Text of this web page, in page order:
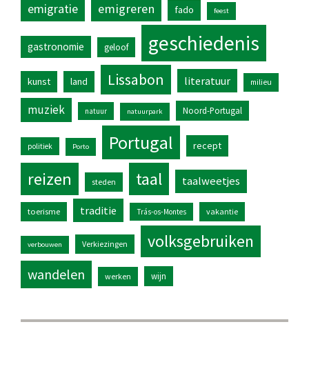
emigratie emigreren fado feest
gastronomie geloof geschiedenis
kunst land Lissabon literatuur milieu
muziek natuur natuurpark Noord-Portugal
politiek Porto Portugal recept
reizen steden taal taalweetjes
toerisme traditie Trás-os-Montes vakantie
verbouwen Verkiezingen volksgebruiken
wandelen werken wijn